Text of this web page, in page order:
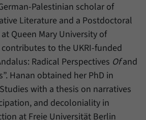
Palestinian scholar of
Literature and a Postdoctoral
Queen Mary University of
to the UKRI-funded
Radical Perspectives Ofand
Hanan obtained her PhD in
with a thesis on narratives
and decoloniality in
at Freie Universität Berlin